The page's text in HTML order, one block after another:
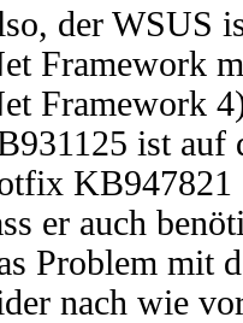
der WSUS
Framework
Framework
ist auf
KB947821
er auch
Problem mit
nach wie